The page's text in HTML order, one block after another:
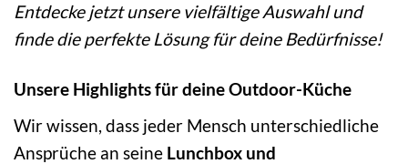
Entdecke jetzt unsere vielfältige Auswahl und
finde die perfekte Lösung für deine Bedürfnisse!
Unsere Highlights für deine Outdoor-Küche
Wir wissen, dass jeder Mensch unterschiedliche
Ansprüche an seine Lunchbox und